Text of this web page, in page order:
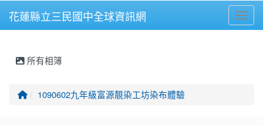
⏸
花蓮縣立三民國中全球資訊網
所有相簿
回首頁
1090602九年級富源靚染工坊染布體驗